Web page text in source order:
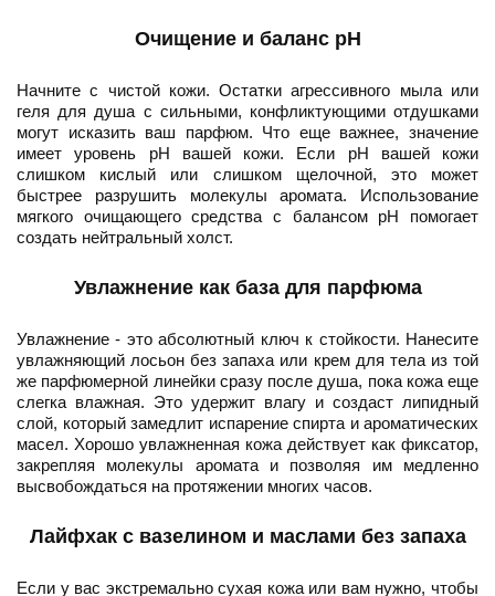
Очищение и баланс pH
Начните с чистой кожи. Остатки агрессивного мыла или
геля для душа с сильными, конфликтующими отдушками
могут исказить ваш парфюм. Что еще важнее, значение
имеет уровень pH вашей кожи. Если pH вашей кожи
слишком кислый или слишком щелочной, это может
быстрее разрушить молекулы аромата. Использование
мягкого очищающего средства с балансом pH помогает
создать нейтральный холст.
Увлажнение как база для парфюма
Увлажнение - это абсолютный ключ к стойкости. Нанесите
увлажняющий лосьон без запаха или крем для тела из той
же парфюмерной линейки сразу после душа, пока кожа еще
слегка влажная. Это удержит влагу и создаст липидный
слой, который замедлит испарение спирта и ароматических
масел. Хорошо увлажненная кожа действует как фиксатор,
закрепляя молекулы аромата и позволяя им медленно
высвобождаться на протяжении многих часов.
Лайфхак с вазелином и маслами без запаха
Если у вас экстремально сухая кожа или вам нужно, чтобы